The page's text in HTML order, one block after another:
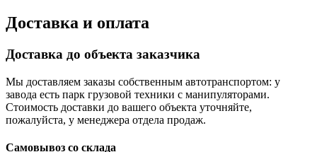
Доставка и оплата
Доставка до объекта заказчика
Мы доставляем заказы собственным автотранспортом: у
завода есть парк грузовой техники с манипуляторами.
Стоимость доставки до вашего объекта уточняйте,
пожалуйста, у менеджера отдела продаж.
Самовывоз со склада